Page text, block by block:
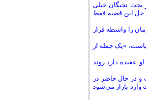
بحث نخبگان خیلی
حل این قضیه فقط
را واسطه قرار
«یک جمله از
عقیده دارد روند
و در حال حاضر در
بازار می‌شود